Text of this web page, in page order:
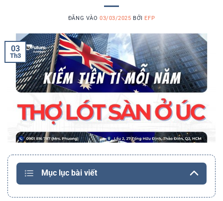
ĐĂNG VÀO 03/03/2025 BỞI EFP
03
Th3
Mục lục bài viết